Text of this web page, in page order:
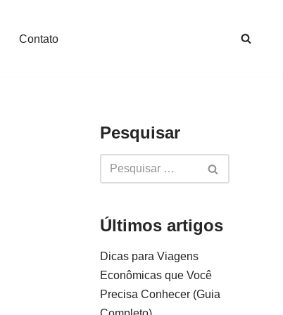
Contato
Pesquisar
Últimos artigos
Dicas para Viagens
Econômicas que Você
Precisa Conhecer (Guia